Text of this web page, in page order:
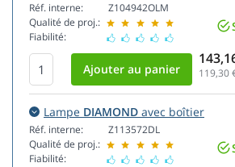
Réf. interne:
Qualité de proj.:
Fiabilité:
Z104942OLM
119,30
Lampe DIAMOND avec boîtier
Réf. interne:
Qualité de proj.:
Fiabilité:
Z113572DL